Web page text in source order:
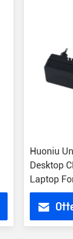
Huoniu
Desktop
Laptop